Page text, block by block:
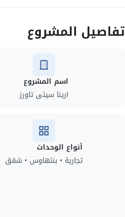
تفاصيل المشروع
اسم المشروع
ارينا سيتى تاورز
أنواع الوحدات
تجارية • بنتهاوس • شقق